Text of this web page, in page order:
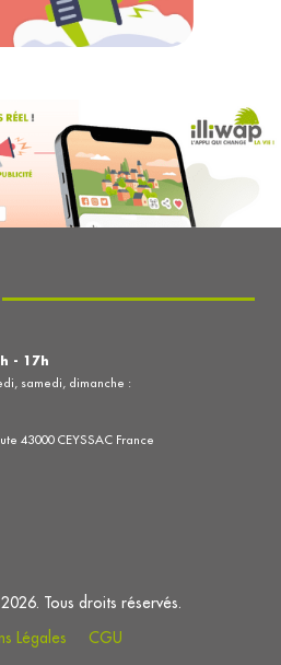
43000 CEYSSAC France
- 17h
samedi, dimanche :
Tous droits réservés.
Légales
CGU